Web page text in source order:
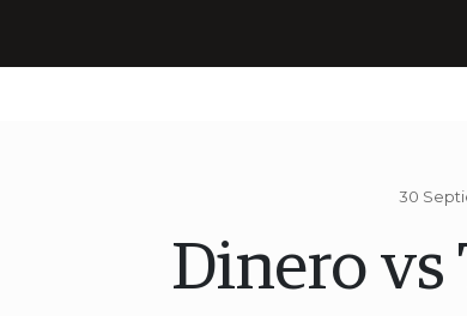
30
Dinero vs